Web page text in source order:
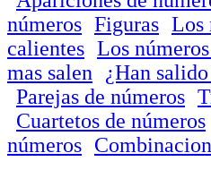
números Figuras Los
calientes Los
mas salen
¿Han
Parejas de números
Cuartetos de números
números